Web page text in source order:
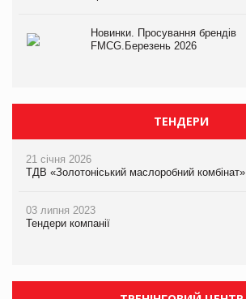
Новинки. Просування брендів
FMCG.Березень 2026
ТЕНДЕРИ
21 січня 2026
ТДВ «Золотоніський маслоробний комбінат»
03 липня 2023
Тендери компанії